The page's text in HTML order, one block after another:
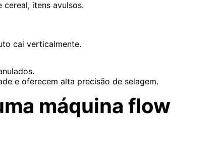
itens avulsos.
cai verticalmente.
e oferecem alta precisão de selagem.
máquina flow